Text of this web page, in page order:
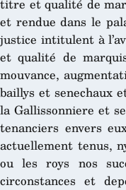
titre et qualité de
et rendue dans le
justice intitulent à
et qualité de
mouvance,
baillys et senechaux
la Gallissonniere et
tenanciers envers
actuellement tenus,
ou les roys nos
circonstances et